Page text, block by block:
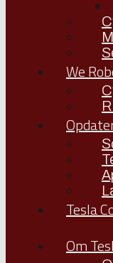
We
Tesla
Om